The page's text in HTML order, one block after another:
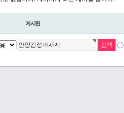
게시판